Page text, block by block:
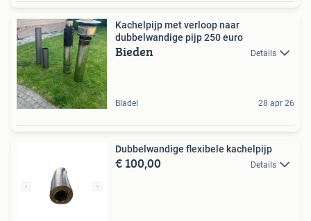
Kachelpijp met verloop naar
dubbelwandige pijp 250 euro
Bieden Details
Bladel 28 apr 26
Dubbelwandige flexibele kachelpijp
€ 100,00 Details